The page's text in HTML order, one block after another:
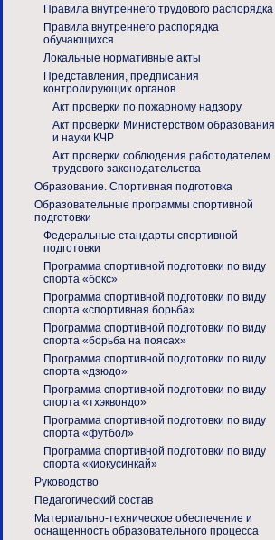
Правила внутреннего трудового распорядка
Правила внутреннего распорядка
обучающихся
Локальные нормативные акты
Представления, предписания
контролирующих органов
Акт проверки по пожарному надзору
Акт проверки Министерством образования
и науки КЧР
Акт проверки соблюдения работодателем
трудового законодательства
Образование. Спортивная подготовка
Образовательные программы спортивной
подготовки
Федеральные стандарты спортивной
подготовки
Программа спортивной подготовки по виду
спорта «бокс»
Программа спортивной подготовки по виду
спорта «спортивная борьба»
Программа спортивной подготовки по виду
спорта «борьба на поясах»
Программа спортивной подготовки по виду
спорта «дзюдо»
Программа спортивной подготовки по виду
спорта «тхэквондо»
Программа спортивной подготовки по виду
спорта «футбол»
Программа спортивной подготовки по виду
спорта «киокусинкай»
Руководство
Педагогический состав
Материально-техническое обеспечение и
оснащенность образовательного процесса